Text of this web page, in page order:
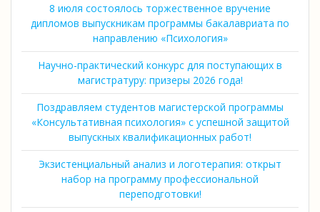
8 июля состоялось торжественное вручение
дипломов выпускникам программы бакалавриата по
направлению «Психология»
Научно-практический конкурс для поступающих в
магистратуру: призеры 2026 года!
Поздравляем студентов магистерской программы
«Консультативная психология» с успешной защитой
выпускных квалификационных работ!
Экзистенциальный анализ и логотерапия: открыт
набор на программу профессиональной
переподготовки!